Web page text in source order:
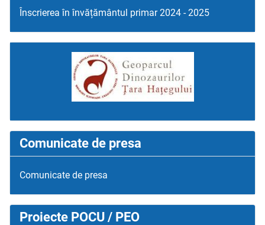
Înscrierea în învățământul primar 2024 - 2025
Comunicate de presa
Comunicate de presa
Proiecte POCU / PEO